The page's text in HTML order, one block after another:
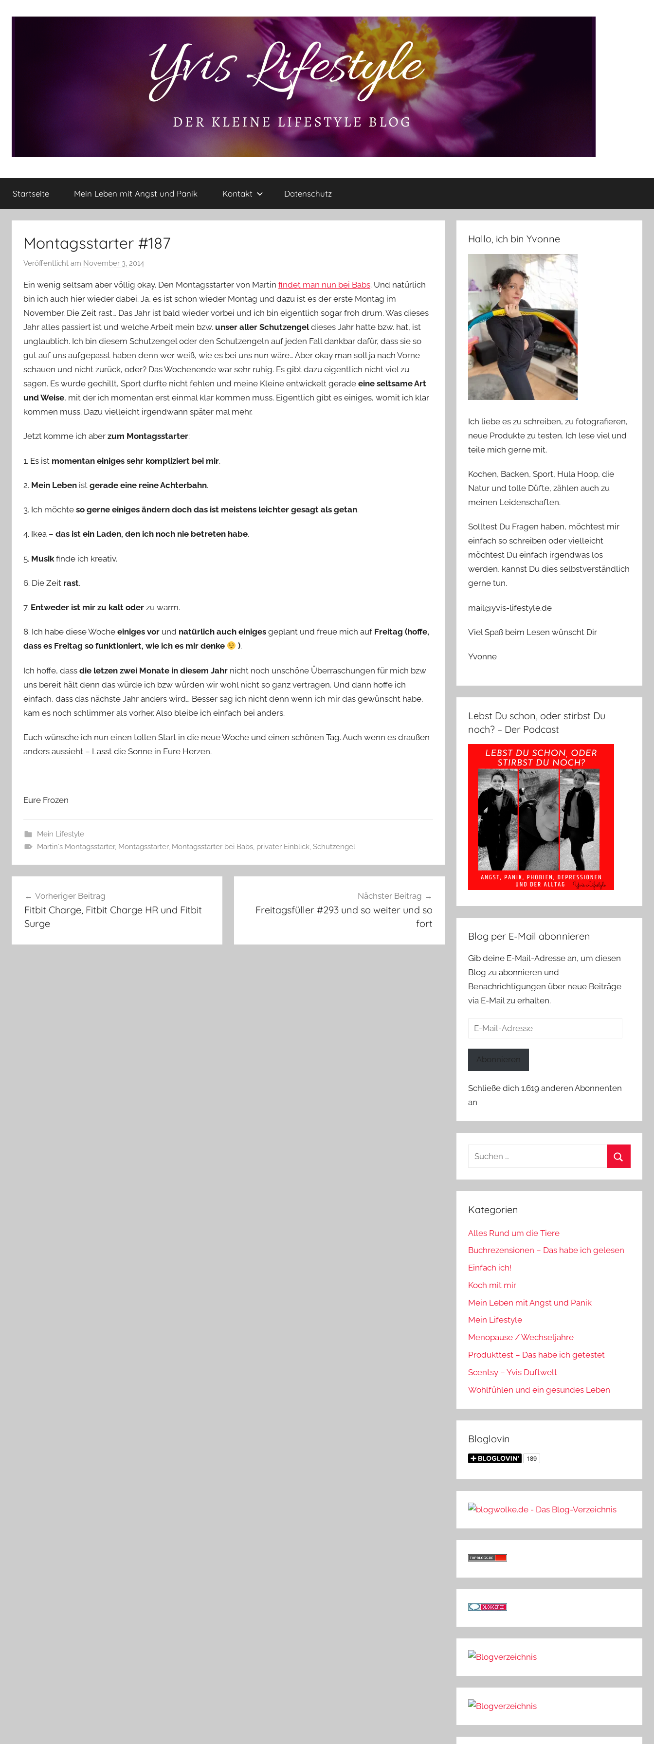
Yvis
Lifestyle
kleine
Lifestyle
Rezensionen,
vieles
mehr
Startseite Mein Leben mit Angst und Panik Kontakt Datenschutz
Montagsstarter #187
Veröffentlicht am November 3, 2014
n
Y
v
o
n
n
e
Ein wenig seltsam aber völlig okay. Den Montagsstarter von Martin findet man nun bei Babs. Und natürlich
bin ich auch hier wieder dabei. Ja, es ist schon wieder Montag und dazu ist es der erste Montag im
November. Die Zeit rast… Das Jahr ist bald wieder vorbei und ich bin eigentlich sogar froh drum. Was dieses
Jahr alles passiert ist und welche Arbeit mein bzw. unser aller Schutzengeldieses Jahr hatte bzw. hat, ist
unglaublich. Ich bin diesem Schutzengel oder den Schutzengeln auf jeden Fall dankbar dafür, dass sie so
gut auf uns aufgepasst haben denn wer weiß, wie es bei uns nun wäre… Aber okay man soll ja nach Vorne
schauen und nicht zurück, oder? Das Wochenende war sehr ruhig. Es gibt dazu eigentlich nicht viel zu
sagen. Es wurde gechillt, Sport durfte nicht fehlen und meine Kleine entwickelt gerade eine seltsame Art
und Weise, mit der ich momentan erst einmal klar kommen muss. Eigentlich gibt es einiges, womit ich klar
kommen muss. Dazu vielleicht irgendwann später mal mehr.
Jetzt komme ich aber zum Montagsstarter:
1. Es ist momentan einiges sehr kompliziert bei mir.
2. Mein Leben ist gerade eine reine Achterbahn.
3. Ich möchte so gerne einiges ändern doch das ist meistens leichter gesagt als getan.
4. Ikea – das ist ein Laden, den ich noch nie betreten habe.
5. Musik finde ich kreativ.
6. Die Zeit rast.
7. Entweder ist mir zu kalt oder zu warm.
8. Ich habe diese Woche einiges vor und natürlich auch einiges geplant und freue mich auf Freitag (hoffe,
dass es Freitag so funktioniert, wie ich es mir denke
).
Ich hoffe, dass die letzen zwei Monate in diesem Jahr nicht noch unschöne Überraschungen für mich bzw
uns bereit hält denn das würde ich bzw würden wir wohl nicht so ganz vertragen. Und dann hoffe ich
einfach, dass das nächste Jahr anders wird… Besser sag ich nicht denn wenn ich mir das gewünscht habe,
kam es noch schlimmer als vorher. Also bleibe ich einfach bei anders.
Euch wünsche ich nun einen tollen Start in die neue Woche und einen schönen Tag. Auch wenn es draußen
anders aussieht – Lasst die Sonne in Eure Herzen.
Eure Frozen
Mein Lifestyle
Martin´s Montagsstarter, Montagsstarter, Montagsstarter bei Babs, privater Einblick, Schutzengel
Vorheriger Beitrag
Fitbit Charge, Fitbit Charge HR und Fitbit
Surge
Nächster Beitrag
Freitagsfüller #293 und so weiter und so
fort
Hallo, ich bin Yvonne
Ich liebe es zu schreiben, zu fotografieren,
neue Produkte zu testen. Ich lese viel und
teile mich gerne mit.
Kochen, Backen, Sport, Hula Hoop, die
Natur und tolle Düfte, zählen auch zu
meinen Leidenschaften.
Solltest Du Fragen haben, möchtest mir
einfach so schreiben oder vielleicht
möchtest Du einfach irgendwas los
werden, kannst Du dies selbstverständlich
gerne tun.
mail@yvis-lifestyle.de
Viel Spaß beim Lesen wünscht Dir
Yvonne
Lebst Du schon, oder stirbst Du
noch? – Der Podcast
Blog per E-Mail abonnieren
Gib deine E-Mail-Adresse an, um diesen
Blog zu abonnieren und
Benachrichtigungen über neue Beiträge
via E-Mail zu erhalten.
E-
Abonnieren
Schließe dich 1.619 anderen Abonnenten
an
Suchen
Kategorien
Alles Rund um die Tiere
Buchrezensionen – Das habe ich gelesen
Einfach ich!
Koch mit mir
Mein Leben mit Angst und Panik
Mein Lifestyle
Menopause / Wechseljahre
Produkttest – Das habe ich getestet
Scentsy – Yvis Duftwelt
Wohlfühlen und ein gesundes Leben
Bloglovin